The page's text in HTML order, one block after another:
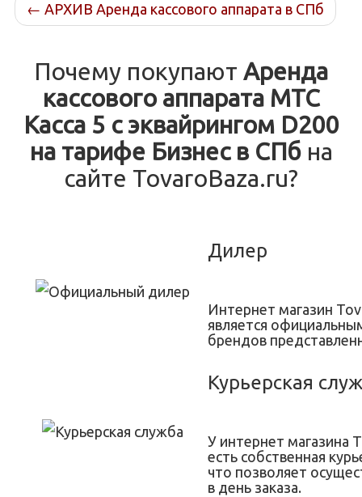
← АРХИВ Аренда кассового аппарата в СПб
Почему покупают Аренда
кассового аппарата МТС
Касса 5 с эквайрингом D200
на тарифе Бизнес в СПбна
сайте TovaroBaza.ru?
Дилер
Интернет магазин
является
брендов
Курьерская
У интернет магазина
есть собственная
что позволяет
в день заказа.